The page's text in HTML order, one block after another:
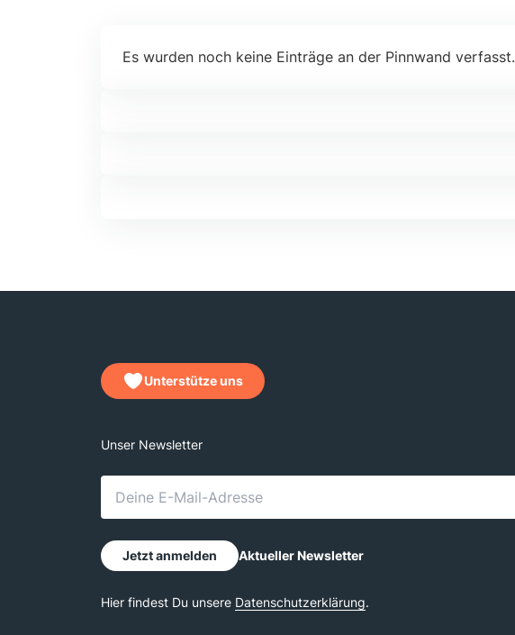
Es wurden noch keine Einträge an der Pinnwand verfasst.
Unterstütze uns